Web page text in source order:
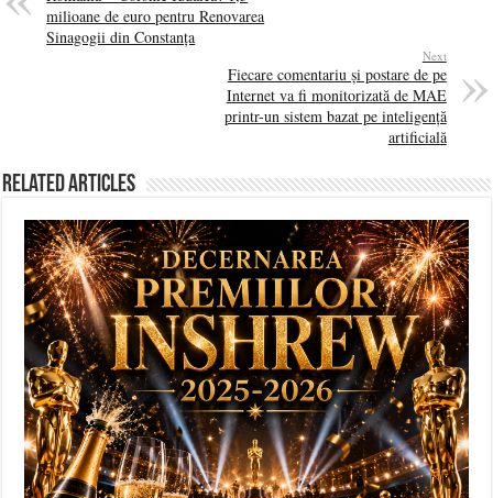
milioane de euro pentru Renovarea
Sinagogii din Constanța
Next
Fiecare comentariu și postare de pe
Internet va fi monitorizată de MAE
printr-un sistem bazat pe inteligență
artificială
Related Articles